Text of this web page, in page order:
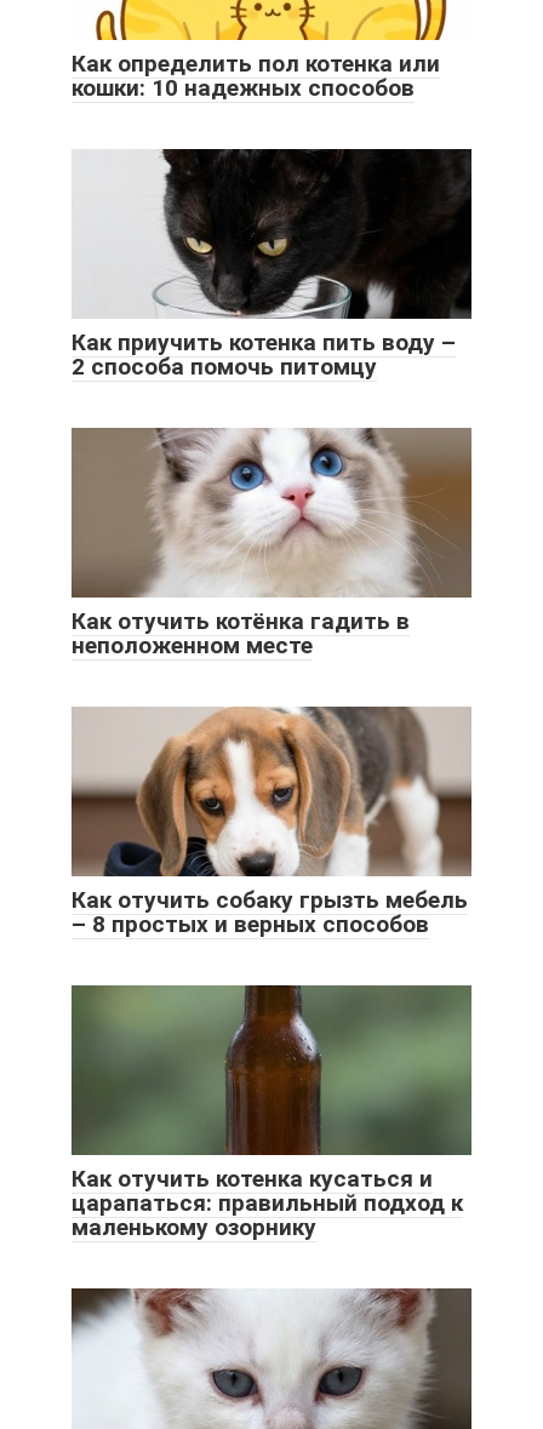
Как определить пол котенка или
кошки: 10 надежных способов
Как приучить котенка пить воду –
2 способа помочь питомцу
Как отучить котёнка гадить в
неположенном месте
Как отучить собаку грызть мебель
– 8 простых и верных способов
Как отучить котенка кусаться и
царапаться: правильный подход к
маленькому озорнику